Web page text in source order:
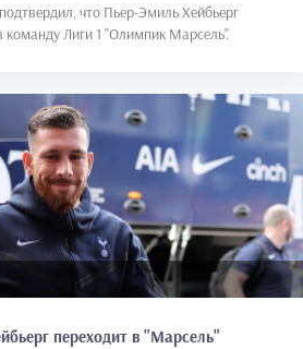
что Пьер-Эмиль Хейбьерг
команду Лиги 1 "Олимпик Марсель".
переходит в "Марсель"